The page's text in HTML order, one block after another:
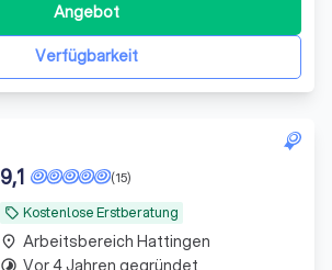
Verfügbarkeit
Angebot
local_offer Kostenlose Erstberatung
(15)
9,1
place Arbeitsbereich Hattingen
timelapse Vor 4 Jahren gegründet